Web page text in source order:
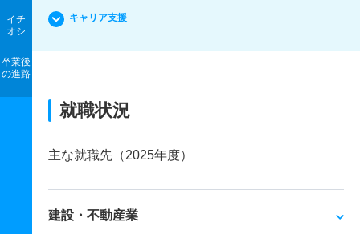
イチ
オシ
卒業後
の進路
キャリア支援
就職状況
主な就職先（2025年度）
建設・不動産業